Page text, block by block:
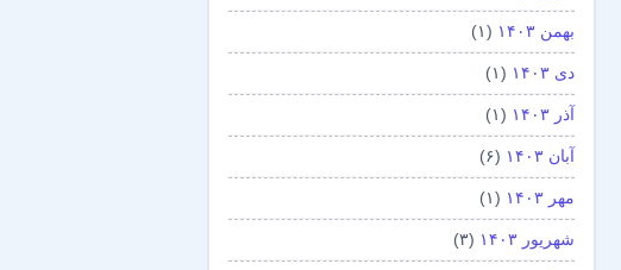
بهمن ۱۴۰۳ (۱)
دی ۱۴۰۳ (۱)
آذر ۱۴۰۳ (۱)
آبان ۱۴۰۳ (۶)
مهر ۱۴۰۳ (۱)
شهریور ۱۴۰۳ (۳)